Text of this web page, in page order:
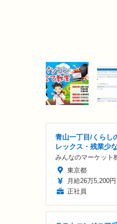
青山一丁目/くらし
レックス・残業少
みんなのマーケット
東京都
月給26万5,200
正社員